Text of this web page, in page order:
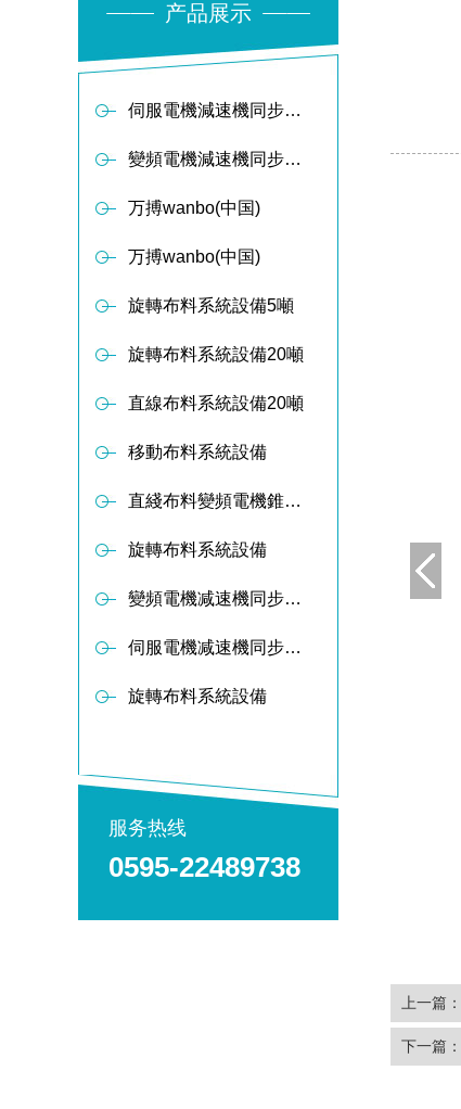
产品展示
伺服電機減速機同步軸傳動布料器
變頻電機減速機同步軸傳動布料器
万搏wanbo(中国)
万搏wanbo(中国)
旋轉布料系統設備5噸
旋轉布料系統設備20噸
直線布料系統設備20噸
移動布料系統設備
直綫布料變頻電機錐形减速設備
旋轉布料系統設備
變頻電機减速機同步軸傳動布料器
伺服電機减速機同步軸傳動布料器
旋轉布料系統設備
服务热线
0595-22489738
上一篇：
下一篇：